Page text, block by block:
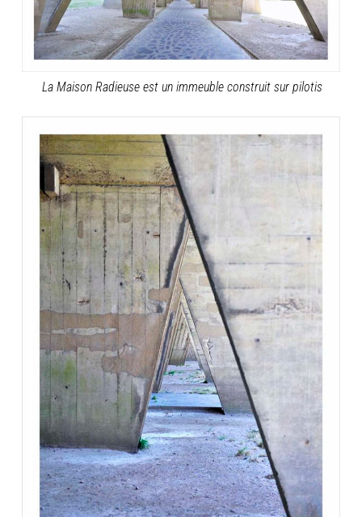
La Maison Radieuse est un immeuble construit sur pilotis